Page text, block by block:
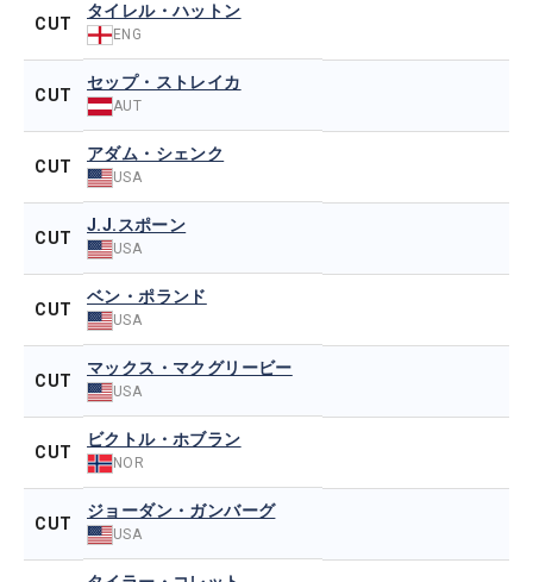
CUT
タイレル・ハットン
ENG
CUT
セップ・ストレイカ
AUT
CUT
アダム・シェンク
USA
CUT
J.J.スポーン
USA
CUT
ベン・ポランド
USA
CUT
マックス・マクグリービー
USA
CUT
ビクトル・ホブラン
NOR
CUT
ジョーダン・ガンバーグ
USA